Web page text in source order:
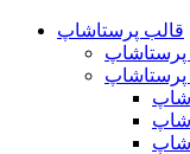
قالب پرستاشاپ
پرستاشاپ
پرستاشاپ